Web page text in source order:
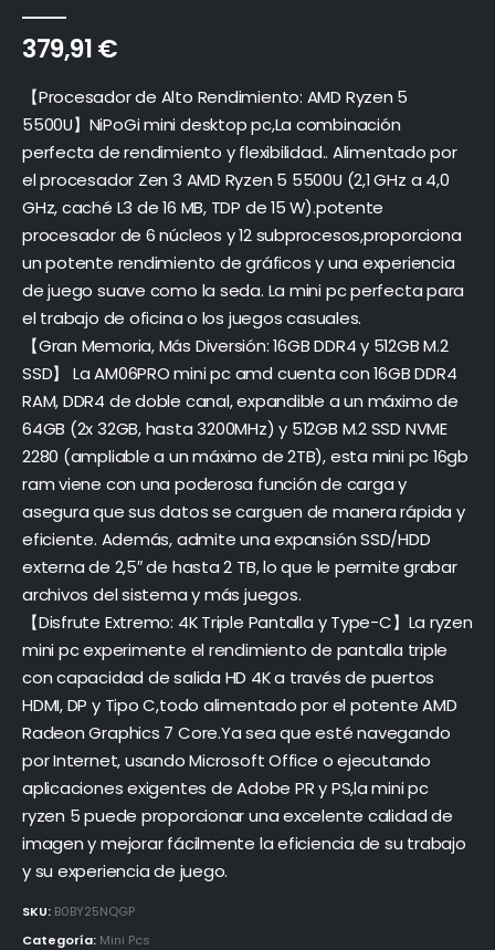
379,91€
【Procesador de Alto Rendimiento: AMD Ryzen 5
5500U】NiPoGi mini desktop pc,La combinación
perfecta de rendimiento y flexibilidad.. Alimentado por
el procesador Zen 3 AMD Ryzen 5 5500U (2,1 GHz a 4,0
GHz, caché L3 de 16 MB, TDP de 15 W).potente
procesador de 6 núcleos y 12 subprocesos,proporciona
un potente rendimiento de gráficos y una experiencia
de juego suave como la seda. La mini pc perfecta para
el trabajo de oficina o los juegos casuales.
【Gran Memoria, Más Diversión: 16GB DDR4 y 512GB M.2
SSD】 La AM06PRO mini pc amd cuenta con 16GB DDR4
RAM, DDR4 de doble canal, expandible a un máximo de
64GB (2x 32GB, hasta 3200MHz) y 512GB M.2 SSD NVME
2280 (ampliable a un máximo de 2TB), esta mini pc 16gb
ram viene con una poderosa función de carga y
asegura que sus datos se carguen de manera rápida y
eficiente. Además, admite una expansión SSD/HDD
externa de 2,5″ de hasta 2 TB, lo que le permite grabar
archivos del sistema y más juegos.
【Disfrute Extremo: 4K Triple Pantalla y Type-C】La ryzen
mini pc experimente el rendimiento de pantalla triple
con capacidad de salida HD 4K a través de puertos
HDMI, DP y Tipo C,todo alimentado por el potente AMD
Radeon Graphics 7 Core.Ya sea que esté navegando
por Internet, usando Microsoft Office o ejecutando
aplicaciones exigentes de Adobe PR y PS,la mini pc
ryzen 5 puede proporcionar una excelente calidad de
imagen y mejorar fácilmente la eficiencia de su trabajo
y su experiencia de juego.
SKU: B0BY25NQGP
Categoría: Mini Pcs